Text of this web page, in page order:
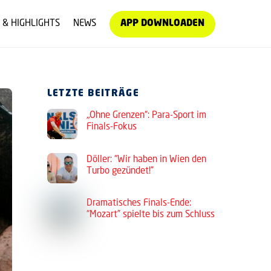
& HIGHLIGHTS NEWS APP DOWNLOADEN
LETZTE BEITRÄGE
„Ohne Grenzen“: Para-Sport im
Finals-Fokus
Döller: “Wir haben in Wien den
Turbo gezündet!”
Dramatisches Finals-Ende:
“Mozart” spielte bis zum Schluss